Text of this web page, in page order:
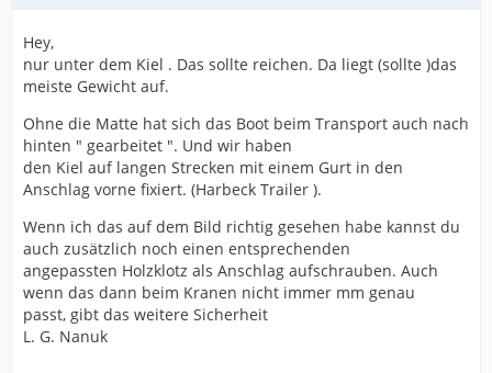
Hey,
nur unter dem Kiel . Das sollte reichen. Da liegt (sollte )das
meiste Gewicht auf.
Ohne die Matte hat sich das Boot beim Transport auch nach
hinten " gearbeitet ". Und wir haben
den Kiel auf langen Strecken mit einem Gurt in den
Anschlag vorne fixiert. (Harbeck Trailer ).
Wenn ich das auf dem Bild richtig gesehen habe kannst du
auch zusätzlich noch einen entsprechenden
angepassten Holzklotz als Anschlag aufschrauben. Auch
wenn das dann beim Kranen nicht immer mm genau
passt, gibt das weitere Sicherheit
L. G. Nanuk